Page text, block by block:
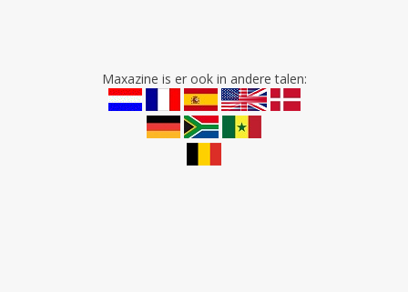
Maxazine is er ook in andere talen: